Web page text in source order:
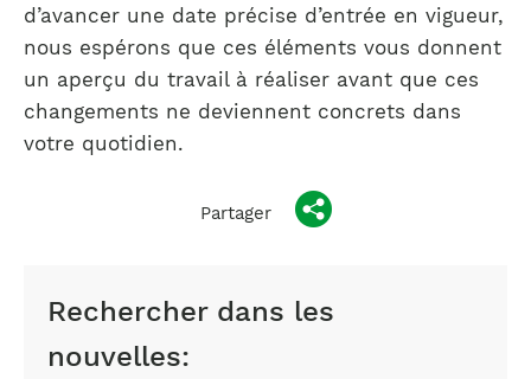
Rechercher dans les
nouvelles:
d’avancer une date précise d’entrée en vigueur,
nous espérons que ces éléments vous donnent
un aperçu du travail à réaliser avant que ces
changements ne deviennent concrets dans
votre quotidien.
Partager